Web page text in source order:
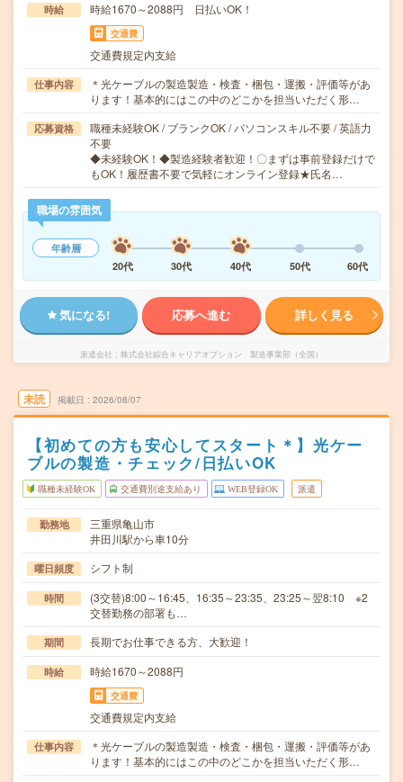
時給 時給1670～2088円 日払いOK！
交通費
交通費規定内支給
仕事内容
＊光ケーブルの製造製造・検査・梱包・運搬・評価等があ
ります！基本的にはこの中のどこかを担当いただく形…
応募資格
職種未経験OK / ブランクOK / パソコンスキル不要 / 英語力
不要
◆未経験OK！◆製造経験者歓迎！〇まずは事前登録だけで
もOK！履歴書不要で気軽にオンライン登録★氏名…
職場の雰囲気
年齢層
20代
30代 40代 50代 60代
気になる! 応募へ進む 詳しく見る
派遣会社 株式会社綜合キャリアオプション 製造事業部（全国）
未読 掲載日 2026/08/07
【初めての方も安心してスタート＊】光ケー
ブルの製造・チェック/日払いOK
職種未経験OK 交通費別途支給あり WEB登録OK 派遣
勤務地
三重県亀山市
井田川駅から車10分
曜日頻度 シフト制
時間
(3交替)8:00～16:45、16:35～23:35、23:25～翌8:10 ※2
交替勤務の部署も…
期間 長期でお仕事できる方、大歓迎！
時給 時給1670～2088円
交通費
交通費規定内支給
仕事内容
＊光ケーブルの製造製造・検査・梱包・運搬・評価等があ
ります！基本的にはこの中のどこかを担当いただく形…